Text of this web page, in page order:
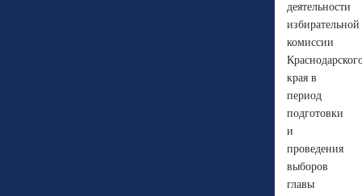
деятельности
избирательной
комиссии
края в
период
подготовки
и
проведения
выборов
главы